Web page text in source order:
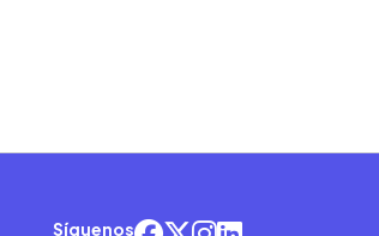
Síguenos